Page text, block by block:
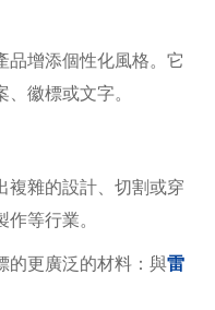
品增添個性化風格。它
徽標或文字。
複雜的設計、切割或穿
等行業。
的更廣泛的材料：與雷